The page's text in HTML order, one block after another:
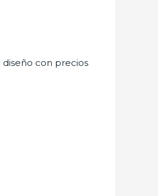
con precios